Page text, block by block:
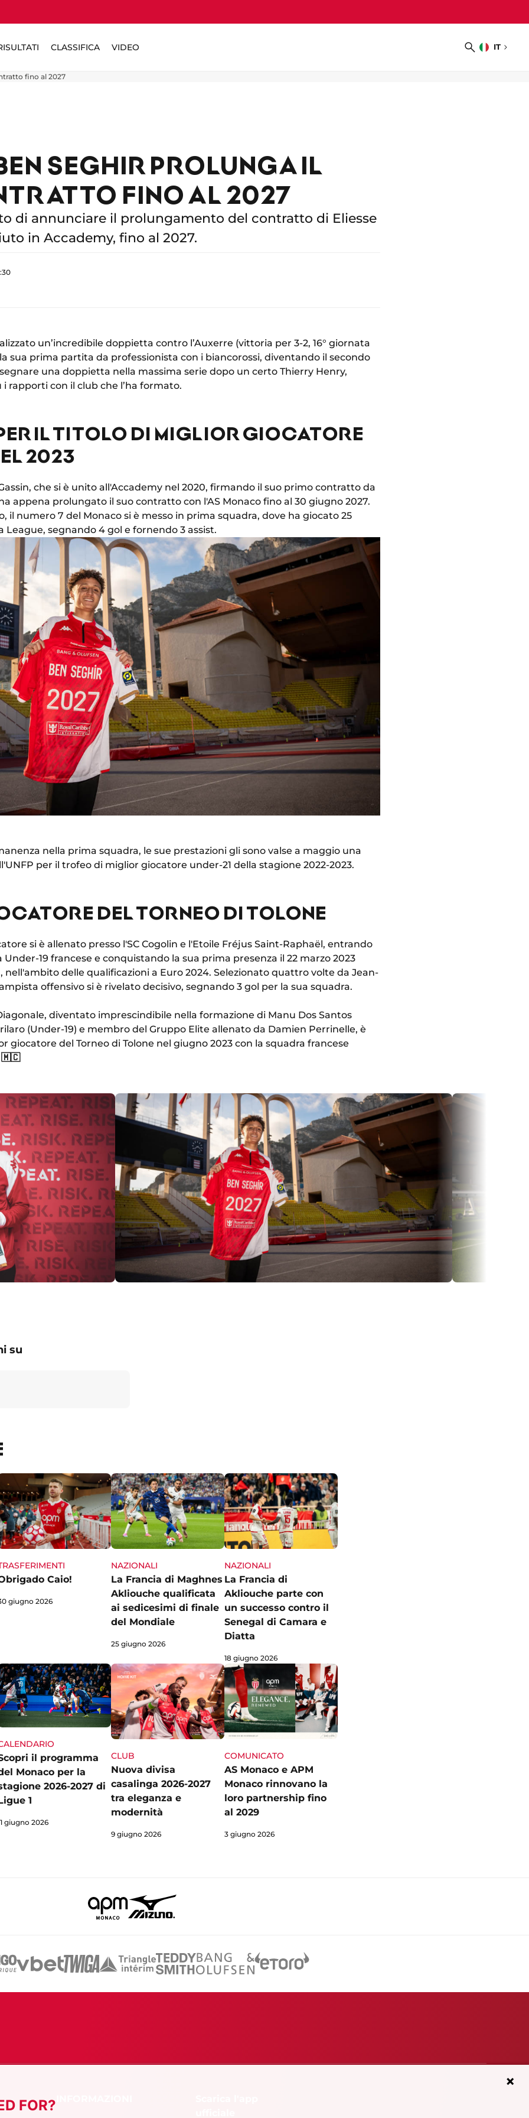
CLASSIFICA VIDEO
Ricerca
IT
Scegliere
fino al 2027
SEGHIR PROLUNGA IL
FINO AL 2027
di annunciare il prolungamento del contratto di Eliesse
in Accademy, fino al 2027.
un’incredibile doppietta contro l’Auxerre (vittoria per 3-2, 16° giornata
sua prima partita da professionista con i biancorossi, diventando il secondo
una doppietta nella massima serie dopo un certo Thierry Henry,
rapporti con il club che l’ha formato.
IL TITOLO DI MIGLIOR GIOCATORE
2023
che si è unito all'Accademy nel 2020, firmando il suo primo contratto da
appena prolungato il suo contratto con l'AS Monaco fino al 30 giugno 2027.
il numero 7 del Monaco si è messo in prima squadra, dove ha giocato 25
League, segnando 4 gol e fornendo 3 assist.
nella prima squadra, le sue prestazioni gli sono valse a maggio una
per il trofeo di miglior giocatore under-21 della stagione 2022-2023.
DEL TORNEO DI TOLONE
si è allenato presso l'SC Cogolin e l'Etoile Fréjus Saint-Raphaël, entrando
19 francese e conquistando la sua prima presenza il 22 marzo 2023
delle qualificazioni a Euro 2024. Selezionato quattro volte da Jean-
offensivo si è rivelato decisivo, segnando 3 gol per la sua squadra.
diventato imprescindibile nella formazione di Manu Dos Santos
(Under-19) e membro del Gruppo Elite allenato da Damien Perrinelle, è
giocatore del Torneo di Tolone nel giugno 2023 con la squadra francese
🇲🇨
su
Caio!
giugno 2026
NAZIONALI
La Francia di Maghnes
Akliouche qualificata
ai sedicesimi di finale
del Mondiale
25 giugno 2026
NAZIONALI
La Francia di
Akliouche parte con
un successo contro il
Senegal di Camara e
Diatta
18 giugno 2026
il programma
Monaco per la
2026-2027 di
1
giugno 2026
CLUB
Nuova divisa
casalinga 2026-2027
tra eleganza e
modernità
9 giugno 2026
COMUNICATO
AS Monaco e APM
Monaco rinnovano la
loro partnership fino
al 2029
3 giugno 2026
FOR?